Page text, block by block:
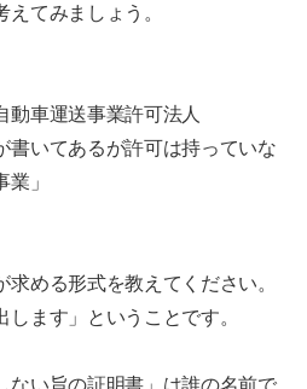
てみましょう。
車運送事業許可法人
いてあるが許可は持っていな
」
める形式を教えてください。
ます」ということです。
ない旨の証明書」は誰の名前で